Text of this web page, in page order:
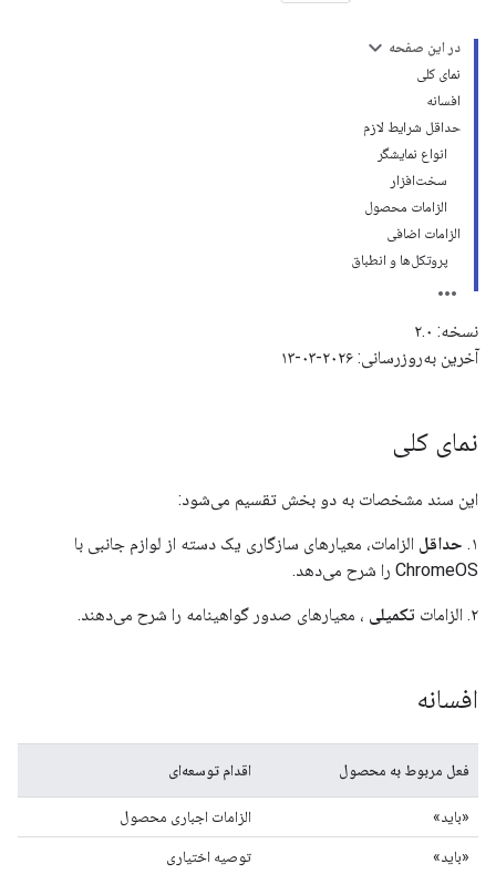
در این صفحه
نمای کلی
افسانه
حداقل شرایط لازم
انواع نمایشگر
سخت‌افزار
الزامات محصول
الزامات اضافی
پروتکل‌ها و انطباق
نسخه: ۲.۰
آخرین به‌روزرسانی: ۲۰۲۶-۰۳-۱۳
نمای کلی
این سند مشخصات به دو بخش تقسیم می‌شود:
۱. حداقل الزامات، معیارهای سازگاری یک دسته از لوازم جانبی با
ChromeOS را شرح می‌دهد.
۲. الزامات تکمیلی ، معیارهای صدور گواهینامه را شرح می‌دهند.
افسانه
فعل مربوط به محصول اقدام توسعه‌ای
«باید» الزامات اجباری محصول
«باید» توصیه اختیاری